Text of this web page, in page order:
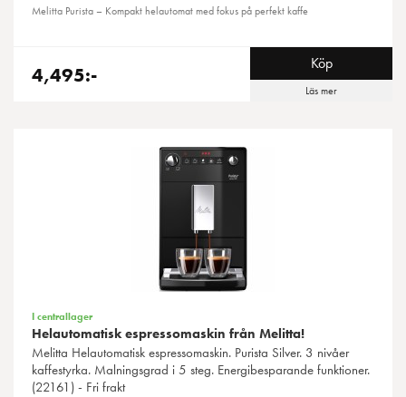
Melitta Purista – Kompakt helautomat med fokus på perfekt kaffe
4,495:- Köp
Läs mer
I centrallager
Helautomatisk espressomaskin från Melitta!
Melitta Helautomatisk espressomaskin. Purista Silver. 3 nivåer
kaffestyrka. Malningsgrad i 5 steg. Energibesparande funktioner.
(22161) - Fri frakt